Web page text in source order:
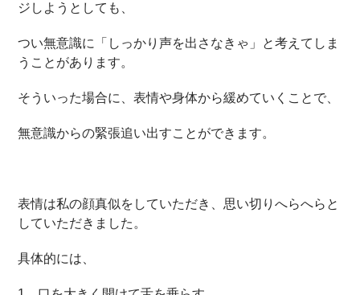
ジしようとしても、
つい無意識に「しっかり声を出さなきゃ」と考えてしま
うことがあります。
そういった場合に、表情や身体から緩めていくことで、
無意識からの緊張追い出すことができます。
表情は私の顔真似をしていただき、思い切りへらへらと
していただきました。
具体的には、